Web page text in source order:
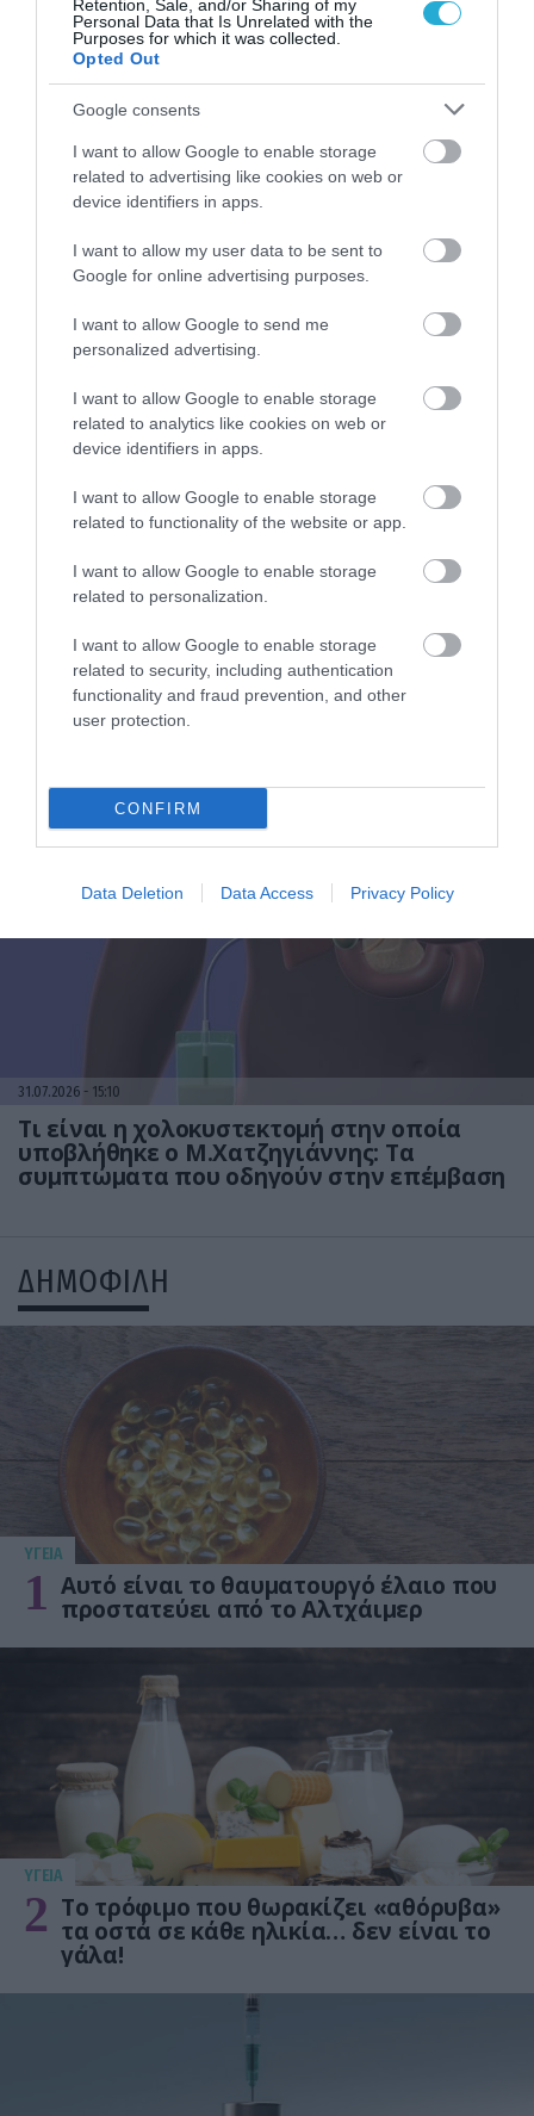
Retention, Sale, and/or Sharing of my
Personal Data that Is Unrelated with the
Purposes for which it was collected.
Opted Out
Google consents
I want to allow Google to enable storage
related to advertising like cookies on web or
device identifiers in apps.
I want to allow my user data to be sent to
Google for online advertising purposes.
I want to allow Google to send me
personalized advertising.
I want to allow Google to enable storage
related to analytics like cookies on web or
device identifiers in apps.
I want to allow Google to enable storage
related to functionality of the website or app.
I want to allow Google to enable storage
related to personalization.
I want to allow Google to enable storage
related to security, including authentication
functionality and fraud prevention, and other
user protection.
CONFIRM
Data Deletion Data Access Privacy Policy
01.08.2026 15:06
Αυτό είναι το σύμπτωμα του καρκίνου του
δέρματος που μπορεί να εντοπιστεί στο
κομμωτήριο! – Τι δείχνει νέα έρευνα
01.08.2026 12:11
Ξυπνάτε και σέρνεστε από την κούραση;
8+1 απλές κινήσεις για περισσότερη
Το σημάδι στο πόδι που μπορεί να κρύβει
θρόμβωση
31.07.2026 15:10
Τι είναι η χολοκυστεκτομή στην οποία
υποβλήθηκε ο Μ.Χατζηγιάννης: Tα
συμπτώματα που οδηγούν στην επέμβαση
ΔΗΜΟΦΙΛΗ
ΥΓΕΙΑ
1 Αυτό είναι το θαυματουργό έλαιο που
προστατεύει από το Αλτχάιμερ
ΥΓΕΙΑ
2 Το τρόφιμο που θωρακίζει «αθόρυβα»
τα οστά σε κάθε ηλικία… δεν είναι το
γάλα!